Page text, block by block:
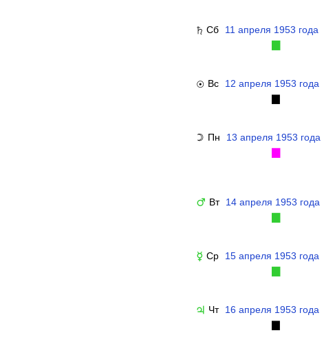
♄ Сб 11 апреля 1953 года
☉ Вс 12 апреля 1953 года
☽ Пн 13 апреля 1953 года
♂ Вт 14 апреля 1953 года
☿ Ср 15 апреля 1953 года
♃ Чт 16 апреля 1953 года